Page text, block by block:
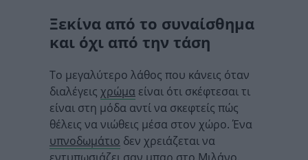
Ξεκίνα από το συναίσθημα
και όχι από την τάση
Το μεγαλύτερο λάθος που κάνεις όταν
διαλέγεις χρώμα είναι ότι σκέφτεσαι τι
είναι στη μόδα αντί να σκεφτείς πώς
θέλεις να νιώθεις μέσα στον χώρο. Ένα
υπνοδωμάτιο δεν χρειάζεται να